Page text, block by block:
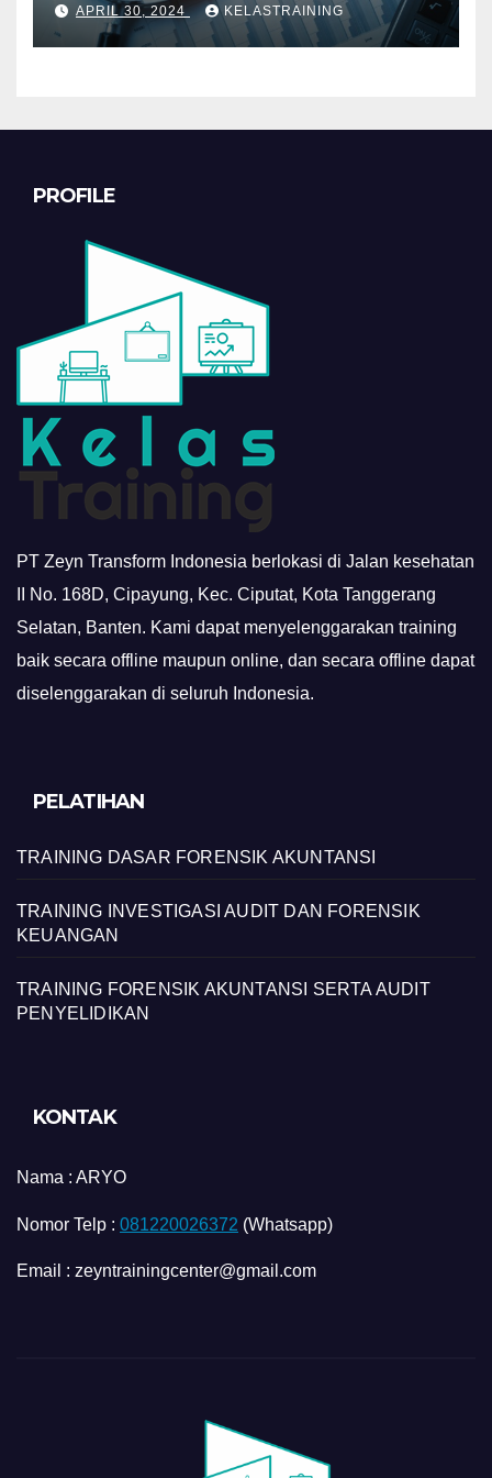
APRIL 30, 2024 KELASTRAINING
PROFILE
PT Zeyn Transform Indonesia berlokasi di Jalan kesehatan
II No. 168D, Cipayung, Kec. Ciputat, Kota Tanggerang
Selatan, Banten. Kami dapat menyelenggarakan training
baik secara offline maupun online, dan secara offline dapat
diselenggarakan di seluruh Indonesia.
PELATIHAN
TRAINING DASAR FORENSIK AKUNTANSI
TRAINING INVESTIGASI AUDIT DAN FORENSIK
KEUANGAN
TRAINING FORENSIK AKUNTANSI SERTA AUDIT
PENYELIDIKAN
KONTAK
Nama : ARYO
Nomor Telp : 081220026372 (Whatsapp)
Email : zeyntrainingcenter@gmail.com